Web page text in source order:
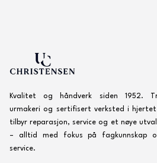
Kvalitet og håndverk siden 1952.
urmakeri og sertifisert verksted i
tilbyr reparasjon, service og et nøye
– alltid med fokus på fagkunnskap
service.